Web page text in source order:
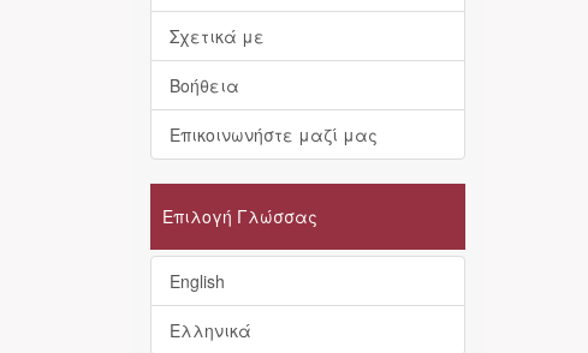
Σχετικά με
Βοήθεια
Επικοινωνήστε μαζί μας
Επιλογή Γλώσσας
English
Ελληνικά